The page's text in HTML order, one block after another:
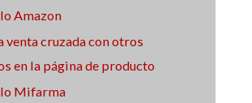
Amazon
venta cruzada con otros
en la página de producto
Mifarma